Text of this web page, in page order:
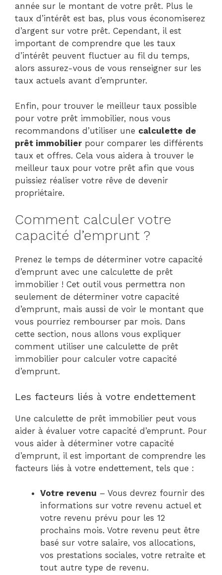
année sur le montant de votre prêt. Plus le
taux d’intérêt est bas, plus vous économiserez
d’argent sur votre prêt. Cependant, il est
important de comprendre que les taux
d’intérêt peuvent fluctuer au fil du temps,
alors assurez-vous de vous renseigner sur les
taux actuels avant d’emprunter.
Enfin, pour trouver le meilleur taux possible
pour votre prêt immobilier, nous vous
recommandons d’utiliser une calculette de
prêt immobilierpour comparer les différents
taux et offres. Cela vous aidera à trouver le
meilleur taux pour votre prêt afin que vous
puissiez réaliser votre rêve de devenir
propriétaire.
Comment calculer votre
capacité d’emprunt ?
Prenez le temps de déterminer votre capacité
d’emprunt avec une calculette de prêt
immobilier ! Cet outil vous permettra non
seulement de déterminer votre capacité
d’emprunt, mais aussi de voir le montant que
vous pourriez rembourser par mois. Dans
cette section, nous allons vous expliquer
comment utiliser une calculette de prêt
immobilier pour calculer votre capacité
d’emprunt.
Les facteurs liés à votre endettement
Une calculette de prêt immobilier peut vous
aider à évaluer votre capacité d’emprunt. Pour
vous aider à déterminer votre capacité
d’emprunt, il est important de comprendre les
facteurs liés à votre endettement, tels que :
Votre revenu – Vous devrez fournir des
informations sur votre revenu actuel et
votre revenu prévu pour les 12
prochains mois. Votre revenu peut être
basé sur votre salaire, vos allocations,
vos prestations sociales, votre retraite et
tout autre type de revenu.